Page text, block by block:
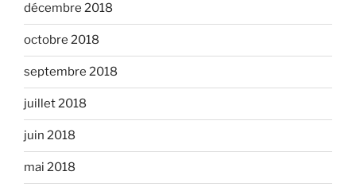
décembre 2018
octobre 2018
septembre 2018
juillet 2018
juin 2018
mai 2018